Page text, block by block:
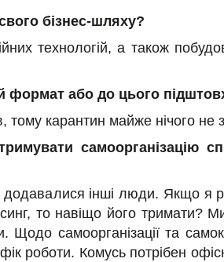
бізнес-шляху?
технологій, а також
або до цього
карантин майже нічого не
самоорганізацію
інші люди. Якщо я
то навіщо його тримати?
самоорганізації та
роботи. Комусь потрібен